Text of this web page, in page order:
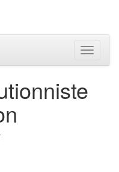
Toggle